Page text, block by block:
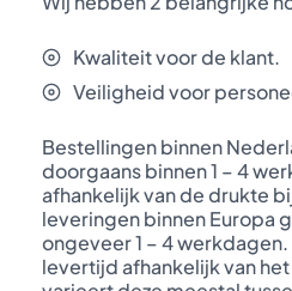
Kwaliteit voor de klant.
Veiligheid voor
Bestellingen binnen
doorgaans binnen 1 – 4
afhankelijk van de drukte
leveringen binnen Europa
ongeveer 1 – 4
levertijd afhankelijk van